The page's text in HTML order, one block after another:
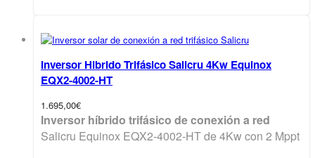
Inversor Hibrido Trifásico Salicru 4Kw Equinox
EQX2-4002-HT
1.695,00€
Inversor híbrido trifásico de conexión a red
Salicru Equinox EQX2-4002-HT de 4Kw con 2 Mppt